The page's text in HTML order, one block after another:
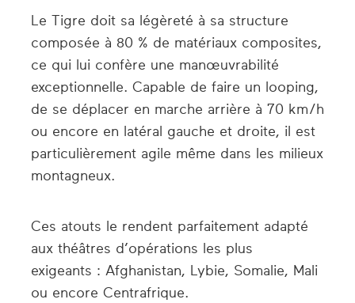
Le Tigre doit sa légèreté à sa structure
composée à 80 % de matériaux composites,
ce qui lui confère une manœuvrabilité
exceptionnelle. Capable de faire un looping,
de se déplacer en marche arrière à 70 km/h
ou encore en latéral gauche et droite, il est
particulièrement agile même dans les milieux
montagneux.
Ces atouts le rendent parfaitement adapté
aux théâtres d’opérations les plus
exigeants : Afghanistan, Lybie, Somalie, Mali
ou encore Centrafrique.